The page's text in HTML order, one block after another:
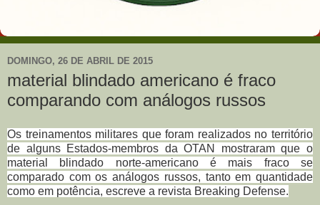
DOMINGO, 26 DE ABRIL DE 2015
material blindado americano é fraco
comparando com análogos russos
Os treinamentos militares que foram realizados no território
de alguns Estados-membros da OTAN mostraram que o
material blindado norte-americano é mais fraco se
comparado com os análogos russos, tanto em quantidade
como em potência, escreve a revista Breaking Defense.